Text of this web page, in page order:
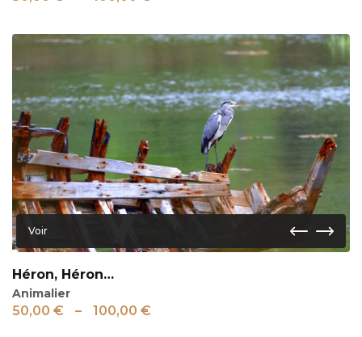
Voir
Héron, Héron…
Animalier
50,00 € – 100,00 €